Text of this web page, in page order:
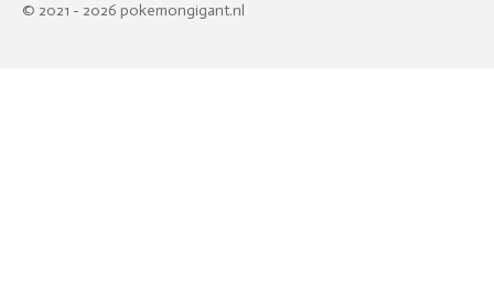
© 2021 - 2026 pokemongigant.nl